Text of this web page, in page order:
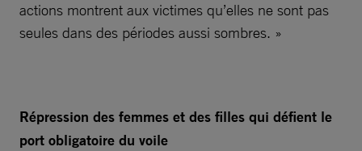
actions montrent aux victimes qu’elles ne sont pas
seules dans des périodes aussi sombres. »
Répression des femmes et des filles qui défient le
port obligatoire du voile